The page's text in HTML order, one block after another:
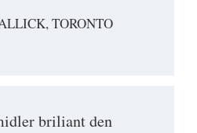
TORONTO
briliant den